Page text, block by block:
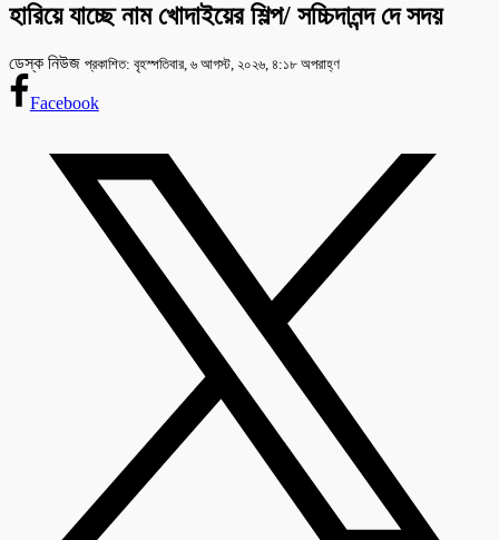
হারিয়ে যাচ্ছে নাম খোদাইয়ের শিল্প/ সচ্চিদানন্দ দে সদয়
ডেস্ক নিউজ প্রকাশিত: বৃহস্পতিবার, ৬ আগস্ট, ২০২৬, ৪:১৮ অপরাহ্ণ
Facebook